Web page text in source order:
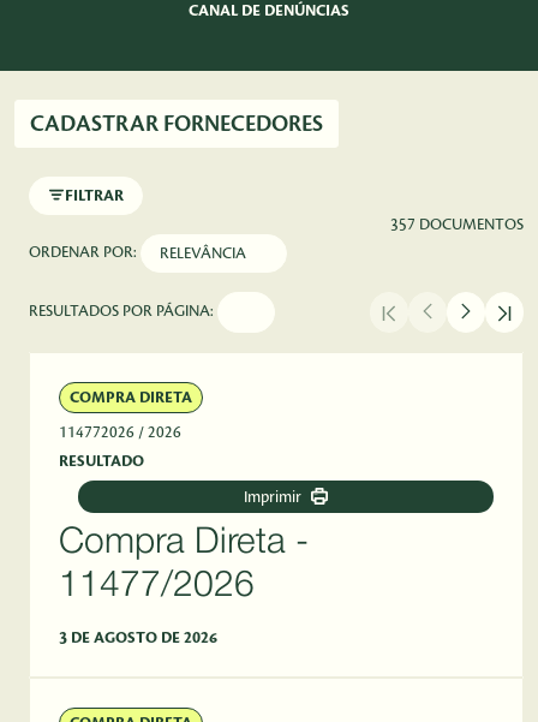
CANAL DE DENÚNCIAS
CADASTRAR FORNECEDORES
FILTRAR
357 DOCUMENTOS
ORDENAR POR:
RESULTADOS POR PÁGINA:
COMPRA DIRETA
114772026 / 2026
RESULTADO
Imprimir
Compra Direta -
11477/2026
3 DE AGOSTO DE 2026